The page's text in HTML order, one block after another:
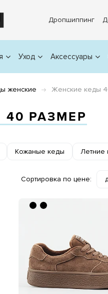
Дропшиппинг
Уход Аксессуары
женские Женские кеды
РАЗМЕР
Кожаные кеды Летние
Сортировка по цене: